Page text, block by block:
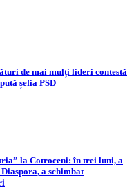
de mai mulți lideri contestă
șefia PSD
la Cotroceni: în trei luni, a
a schimbat